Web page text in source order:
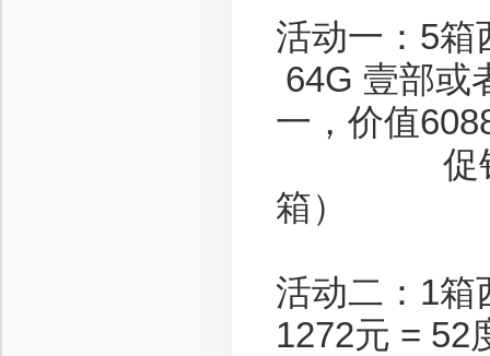
活动一：5箱
64G 壹部或
一，价值
促销价：
箱）
活动二：1箱
1272元 = 52